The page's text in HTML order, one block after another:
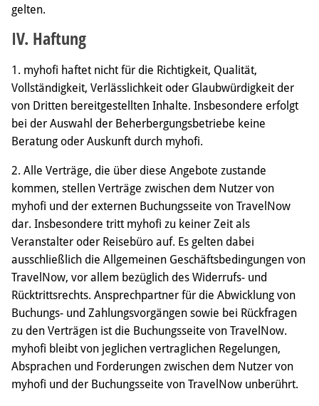
gelten.
IV. Haftung
1. myhofi haftet nicht für die Richtigkeit, Qualität,
Vollständigkeit, Verlässlichkeit oder Glaubwürdigkeit der
von Dritten bereitgestellten Inhalte. Insbesondere erfolgt
bei der Auswahl der Beherbergungsbetriebe keine
Beratung oder Auskunft durch myhofi.
2. Alle Verträge, die über diese Angebote zustande
kommen, stellen Verträge zwischen dem Nutzer von
myhofi und der externen Buchungsseite von TravelNow
dar. Insbesondere tritt myhofi zu keiner Zeit als
Veranstalter oder Reisebüro auf. Es gelten dabei
ausschließlich die Allgemeinen Geschäftsbedingungen von
TravelNow, vor allem bezüglich des Widerrufs- und
Rücktrittsrechts. Ansprechpartner für die Abwicklung von
Buchungs- und Zahlungsvorgängen sowie bei Rückfragen
zu den Verträgen ist die Buchungsseite von TravelNow.
myhofi bleibt von jeglichen vertraglichen Regelungen,
Absprachen und Forderungen zwischen dem Nutzer von
myhofi und der Buchungsseite von TravelNow unberührt.